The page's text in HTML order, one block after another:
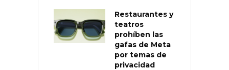
Restaurantes y
teatros
prohíben las
gafas de Meta
por temas de
privacidad